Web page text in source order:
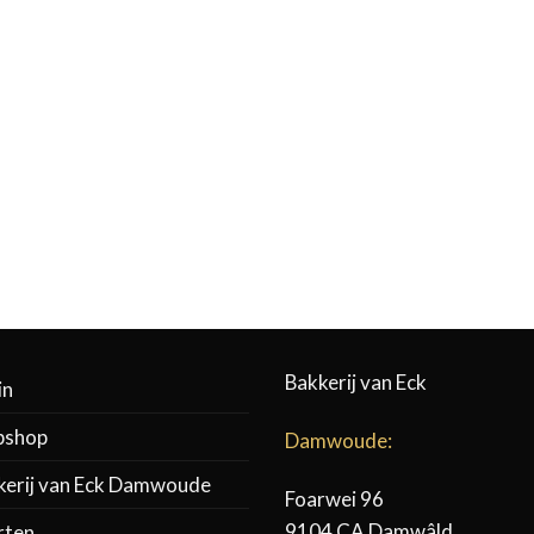
van Eck Damwoude
Bakkerij van Eck
Damwoude:
Foarwei 96